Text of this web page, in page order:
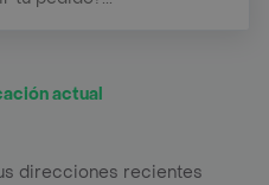
actual
direcciones recientes